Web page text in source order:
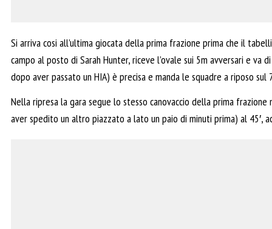
Si arriva cosi all’ultima giocata della prima frazione prima che il
campo al posto di Sarah Hunter, riceve l’ovale sui 5m avversari e
dopo aver passato un HIA) è precisa e manda le squadre a riposo sul
Nella ripresa la gara segue lo stesso canovaccio della prima
aver spedito un altro piazzato a lato un paio di minuti prima) al 45′,